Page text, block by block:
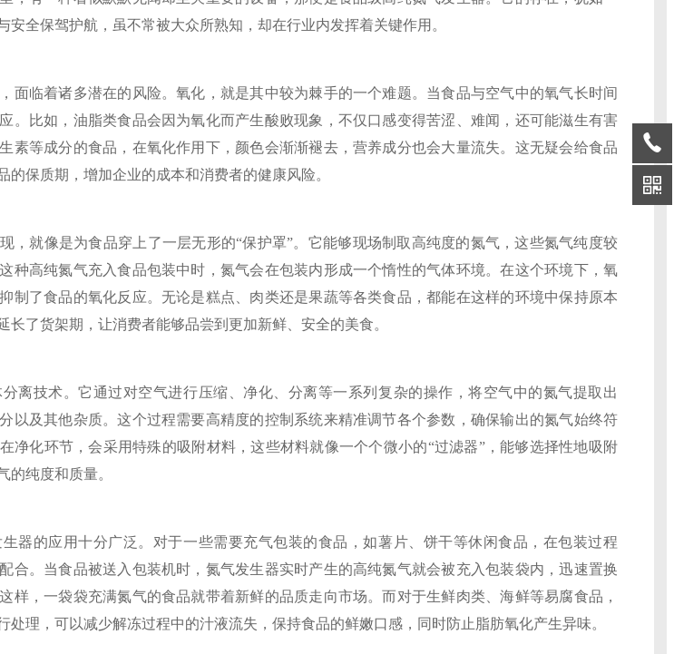
安全保驾护航，虽不常被大众所熟知，却在行业内发挥着关键作用。
临着诸多潜在的风险。氧化，就是其中较为棘手的一个难题。当食品与空气中的氧气长时间
。比如，油脂类食品会因为氧化而产生酸败现象，不仅口感变得苦涩、难闻，还可能滋生有害
素等成分的食品，在氧化作用下，颜色会渐渐褪去，营养成分也会大量流失。这无疑会给食品
的保质期，增加企业的成本和消费者的健康风险。
，就像是为食品穿上了一层无形的“保护罩”。它能够现场制取高纯度的氮气，这些氮气纯度较
种高纯氮气充入食品包装中时，氮气会在包装内形成一个惰性的气体环境。在这个环境下，氧
制了食品的氧化反应。无论是糕点、肉类还是果蔬等各类食品，都能在这样的环境中保持原本
长了货架期，让消费者能够品尝到更加新鲜、安全的美食。
技术。它通过对空气进行压缩、净化、分离等一系列复杂的操作，将空气中的氮气提取出
以及其他杂质。这个过程需要高精度的控制系统来精准调节各个参数，确保输出的氮气始终符
净化环节，会采用特殊的吸附材料，这些材料就像一个个微小的“过滤器”，能够选择性地吸附
的纯度和质量。
的应用十分广泛。对于一些需要充气包装的食品，如薯片、饼干等休闲食品，在包装过程
合。当食品被送入包装机时，氮气发生器实时产生的高纯氮气就会被充入包装袋内，迅速置换
样，一袋袋充满氮气的食品就带着新鲜的品质走向市场。而对于生鲜肉类、海鲜等易腐食品，
处理，可以减少解冻过程中的汁液流失，保持食品的鲜嫩口感，同时防止脂肪氧化产生异味。